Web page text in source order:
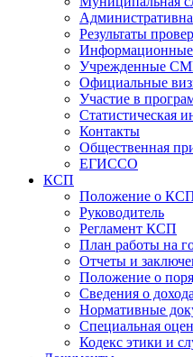
Результаты
Учрежденные
Официальные
Участие в
Статистическая
Контакты
Общественная
ЕГИССО
КСП
Положение о
Руководитель
Регламент КСП
План работы на
Отчеты и
Положение о
Сведения о
Нормативные
Специальная
Кодекс этики и